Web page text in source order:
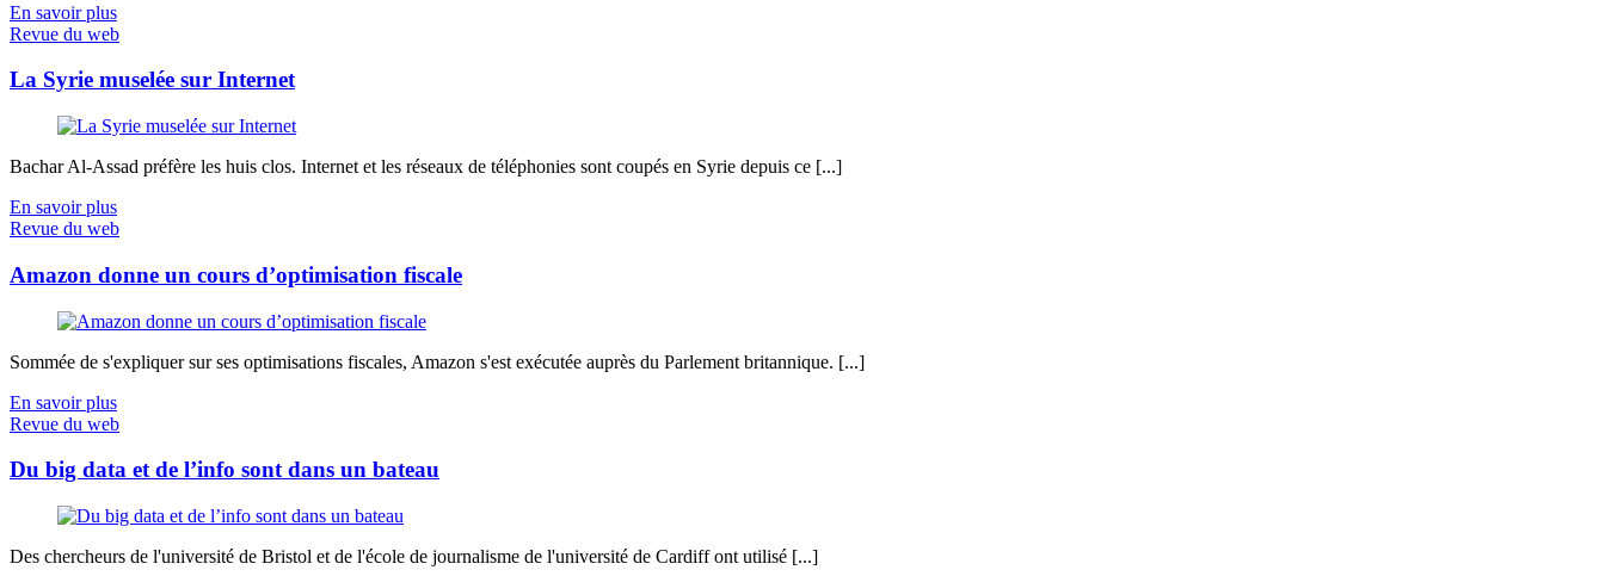
En savoir plus
Revue du web
La Syrie muselée sur Internet
Bachar Al-Assad préfère les huis clos. Internet et les réseaux de téléphonies sont coupés en Syrie depuis ce [...]
En savoir plus
Revue du web
Amazon donne un cours d’optimisation fiscale
Sommée de s'expliquer sur ses optimisations fiscales, Amazon s'est exécutée auprès du Parlement britannique. [...]
En savoir plus
Revue du web
Du big data et de l’info sont dans un bateau
Des chercheurs de l'université de Bristol et de l'école de journalisme de l'université de Cardiff ont utilisé [...]